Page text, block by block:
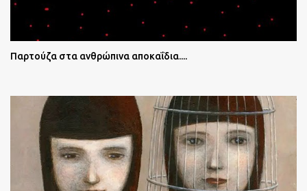
Παρτούζα στα ανθρώπινα αποκαΐδια....